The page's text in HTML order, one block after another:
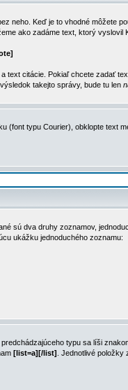
neho. Keď je to vhodné
ako zadáme text, ktorý vyslovil
a text citácie. Pokiaľ chcete zadať
takejto správy, bude tu len
(font typu Courier), obklopte text
sú dva druhy zoznamov,
ukážku jednoduchého zoznamu:
typu sa líši
[list=a][/list] . Jednotlivé